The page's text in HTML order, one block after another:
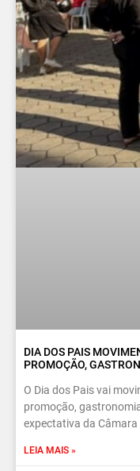
DIA DOS PAIS
PROMOÇÃO,
O Dia dos Pais vai
promoção,
expectativa da
LEIA MAIS »